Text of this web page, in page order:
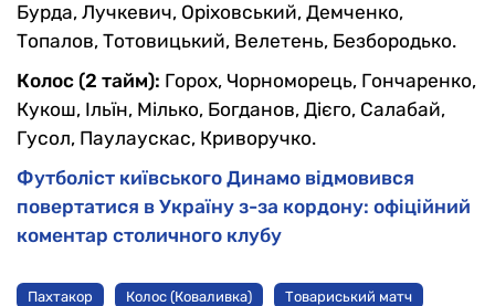
Бурда, Лучкевич, Оріховський, Демченко,
Топалов, Тотовицький, Велетень, Безбородько.
Колос (2 тайм): Горох, Чорноморець, Гончаренко,
Кукош, Ільїн, Мілько, Богданов, Дієго, Салабай,
Гусол, Паулаускас, Криворучко.
Футболіст київського Динамо відмовився
повертатися в Україну з-за кордону: офіційний
коментар столичного клубу
Пахтакор Колос (Коваливка) Товариський матч